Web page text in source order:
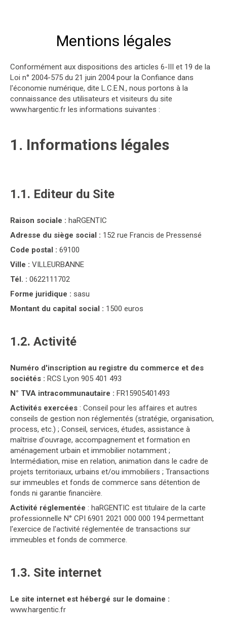
Mentions légales
Conformément aux dispositions des articles 6-III et 19 de la
Loi n° 2004-575 du 21 juin 2004 pour la Confiance dans
l'économie numérique, dite L.C.E.N., nous portons à la
connaissance des utilisateurs et visiteurs du site
www.hargentic.fr les informations suivantes :
1. Informations légales
1.1. Editeur du Site
Raison sociale : haRGENTIC
Adresse du siège social : 152 rue Francis de Pressensé
Code postal : 69100
Ville : VILLEURBANNE
Tél. : 0622111702
Forme juridique : sasu
Montant du capital social : 1500 euros
1.2. Activité
Numéro d'inscription au registre du commerce et des
sociétés : RCS Lyon 905 401 493
N° TVA intracommunautaire : FR15905401493
Activités exercées : Conseil pour les affaires et autres
conseils de gestion non réglementés (stratégie, organisation,
process, etc.) ; Conseil, services, études, assistance à
maîtrise d'ouvrage, accompagnement et formation en
aménagement urbain et immobilier notamment ;
Intermédiation, mise en relation, animation dans le cadre de
projets territoriaux, urbains et/ou immobiliers ; Transactions
sur immeubles et fonds de commerce sans détention de
fonds ni garantie financière.
Activité réglementée : haRGENTIC est titulaire de la carte
professionnelle N° CPI 6901 2021 000 000 194 permettant
l'exercice de l'activité réglementée de transactions sur
immeubles et fonds de commerce.
1.3. Site internet
Le site internet est hébergé sur le domaine :
www.hargentic.fr